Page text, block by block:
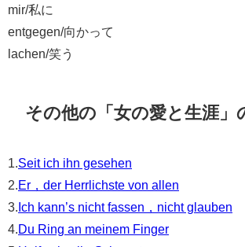
mir/私に
entgegen/向かって
lachen/笑う
その他の「女の愛と生涯」
1.Seit ich ihn gesehen
2.Er，der Herrlichste von allen
3. Ich kann’s nicht fassen，nicht glauben
4.Du Ring an meinem Finger